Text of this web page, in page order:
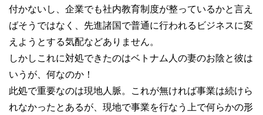
付かないし、企業でも社内教育制度が整っているかと言え
ばそうではなく、先進諸国で普通に行われるビジネスに変
えようとする気配などありません。
しかしこれに対処できたのはベトナム人の妻のお陰と彼は
いうが、何なのか！
此処で重要なのは現地人脈。これが無ければ事業は続けら
れなかったとあるが、現地で事業を行なう上で何らかの形